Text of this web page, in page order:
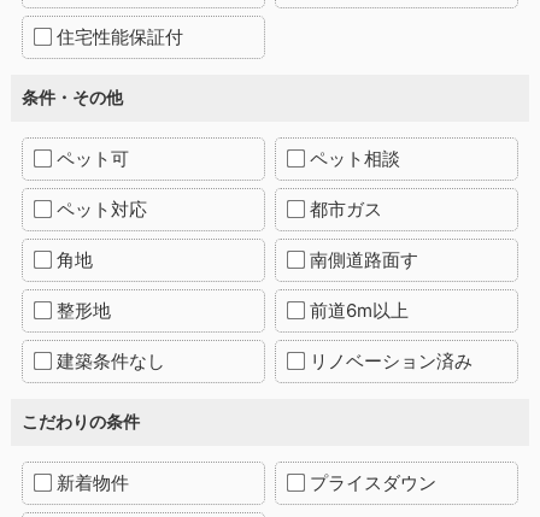
住宅性能保証付
条件・その他
ペット可 ペット相談
ペット対応 都市ガス
角地 南側道路面す
整形地 前道6m以上
建築条件なし リノベーション済み
こだわりの条件
新着物件 プライスダウン